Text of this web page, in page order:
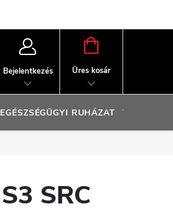
Bejelentkezés
KOSÁR
Üres kosár
EGÉSZSÉGÜGYI RUHÁZAT
SRC